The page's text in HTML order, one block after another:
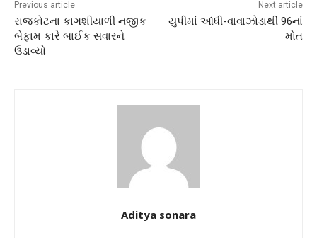
Previous article
રાજકોટના કાગશીયાળી નજીક
બેફામ કારે બાઈક સવારને
ઉડાવ્યો
Next article
યુપીમાં આંધી-વાવાઝોડાથી 96નાં
મોત
Aditya sonara